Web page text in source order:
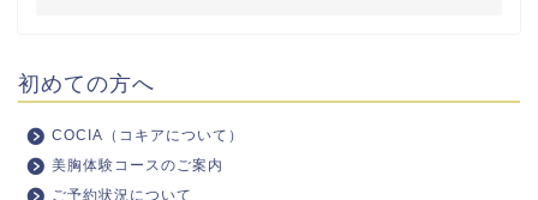
初めての方へ
COCIA（コキアについて）
美胸体験コースのご案内
ご予約状況について